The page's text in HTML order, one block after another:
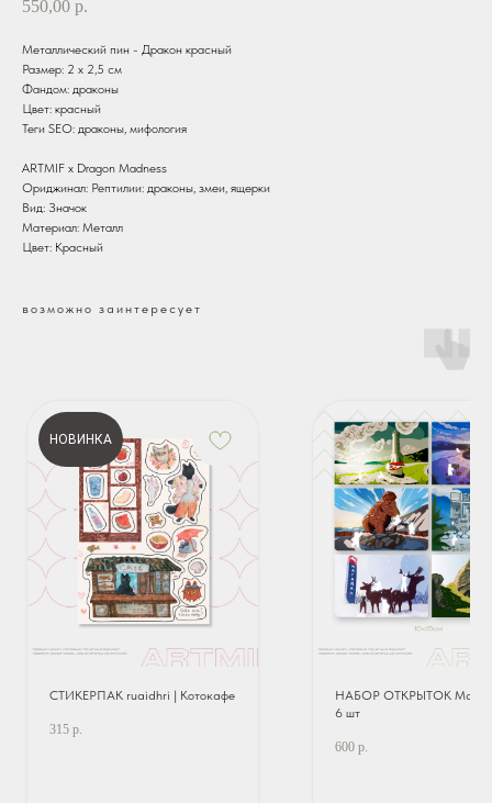
550,00 р.
Металлический пин - Дракон красный
Размер: 2 х 2,5 см
Фандом: драконы
Цвет: красный
Теги SEO: драконы, мифология
ARTMIF х Dragon Madness
Ориджинал: Рептилии: драконы, змеи, ящерки
Вид: Значок
Материал: Металл
Цвет: Красный
возможно заинтересует
НОВИНКА
СТИКЕРПАК ruaidhri | Котокафе
315 р.
НАБОР ОТКРЫТОК
6 шт
600 р.